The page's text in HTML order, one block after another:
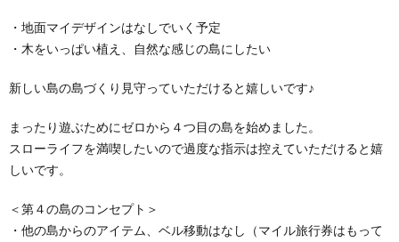
・地面マイデザインはなしでいく予定
・木をいっぱい植え、自然な感じの島にしたい
新しい島の島づくり見守っていただけると嬉しいです♪
まったり遊ぶためにゼロから４つ目の島を始めました。
スローライフを満喫したいので過度な指示は控えていただけると嬉
しいです。
＜第４の島のコンセプト＞
・他の島からのアイテム、ベル移動はなし（マイル旅行券はもって